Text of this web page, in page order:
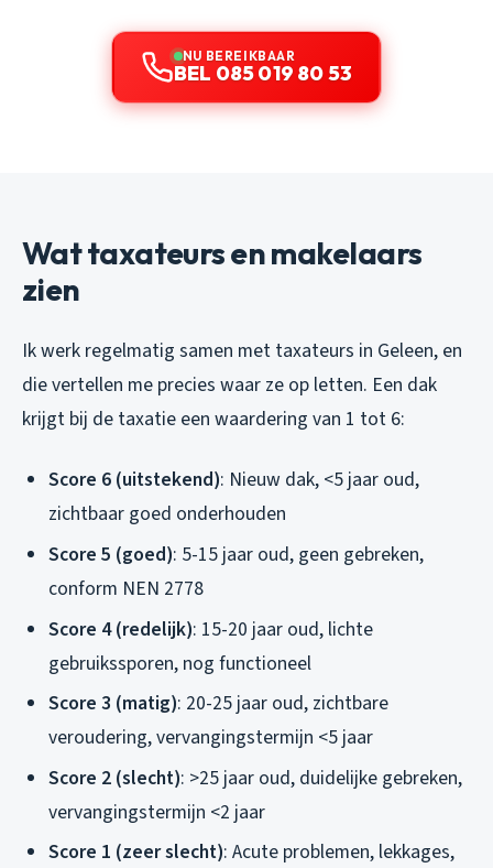
NU BEREIKBAAR
BEL 085 019 80 53
Wat taxateurs en makelaars
zien
Ik werk regelmatig samen met taxateurs in Geleen, en
die vertellen me precies waar ze op letten. Een dak
krijgt bij de taxatie een waardering van 1 tot 6:
Score 6 (uitstekend): Nieuw dak, <5 jaar oud,
zichtbaar goed onderhouden
Score 5 (goed): 5-15 jaar oud, geen gebreken,
conform NEN 2778
Score 4 (redelijk): 15-20 jaar oud, lichte
gebruikssporen, nog functioneel
Score 3 (matig): 20-25 jaar oud, zichtbare
veroudering, vervangingstermijn <5 jaar
Score 2 (slecht): >25 jaar oud, duidelijke gebreken,
vervangingstermijn <2 jaar
Score 1 (zeer slecht): Acute problemen, lekkages,